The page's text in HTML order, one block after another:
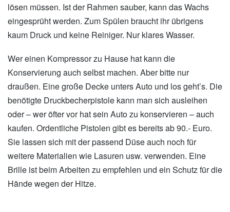
lösen müssen. Ist der Rahmen sauber, kann das Wachs
eingesprüht werden. Zum Spülen braucht ihr übrigens
kaum Druck und keine Reiniger. Nur klares Wasser.
Wer einen Kompressor zu Hause hat kann die
Konservierung auch selbst machen. Aber bitte nur
draußen. Eine große Decke unters Auto und los geht’s. Die
benötigte Druckbecherpistole kann man sich ausleihen
oder – wer öfter vor hat sein Auto zu konservieren – auch
kaufen. Ordentliche Pistolen gibt es bereits ab 90.- Euro.
Sie lassen sich mit der passend Düse auch noch für
weitere Materialien wie Lasuren usw. verwenden. Eine
Brille ist beim Arbeiten zu empfehlen und ein Schutz für die
Hände wegen der Hitze.